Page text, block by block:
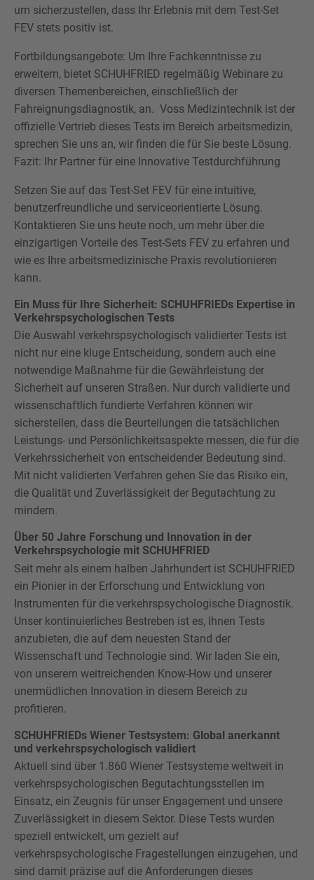
um sicherzustellen, dass Ihr Erlebnis mit dem Test-Set
FEV stets positiv ist.
Fortbildungsangebote: Um Ihre Fachkenntnisse zu
erweitern, bietet SCHUHFRIED regelmäßig Webinare zu
diversen Themenbereichen, einschließlich der
Fahreignungsdiagnostik, an. Voss Medizintechnik ist der
offizielle Vertrieb dieses Tests im Bereich arbeitsmedizin,
sprechen Sie uns an, wir finden die für Sie beste Lösung.
Fazit: Ihr Partner für eine Innovative Testdurchführung
Setzen Sie auf das Test-Set FEV für eine intuitive,
benutzerfreundliche und serviceorientierte Lösung.
Kontaktieren Sie uns heute noch, um mehr über die
einzigartigen Vorteile des Test-Sets FEV zu erfahren und
wie es Ihre arbeitsmedizinische Praxis revolutionieren
kann.
Ein Muss für Ihre Sicherheit: SCHUHFRIEDs Expertise in
Verkehrspsychologischen Tests
Die Auswahl verkehrspsychologisch validierter Tests ist
nicht nur eine kluge Entscheidung, sondern auch eine
notwendige Maßnahme für die Gewährleistung der
Sicherheit auf unseren Straßen. Nur durch validierte und
wissenschaftlich fundierte Verfahren können wir
sicherstellen, dass die Beurteilungen die tatsächlichen
Leistungs- und Persönlichkeitsaspekte messen, die für die
Verkehrssicherheit von entscheidender Bedeutung sind.
Mit nicht validierten Verfahren gehen Sie das Risiko ein,
die Qualität und Zuverlässigkeit der Begutachtung zu
mindern.
Über 50 Jahre Forschung und Innovation in der
Verkehrspsychologie mit SCHUHFRIED
Seit mehr als einem halben Jahrhundert ist SCHUHFRIED
ein Pionier in der Erforschung und Entwicklung von
Instrumenten für die verkehrspsychologische Diagnostik.
Unser kontinuierliches Bestreben ist es, Ihnen Tests
anzubieten, die auf dem neuesten Stand der
Wissenschaft und Technologie sind. Wir laden Sie ein,
von unserem weitreichenden Know-How und unserer
unermüdlichen Innovation in diesem Bereich zu
profitieren.
SCHUHFRIEDs Wiener Testsystem: Global anerkannt
und verkehrspsychologisch validiert
Aktuell sind über 1.860 Wiener Testsysteme weltweit in
verkehrspsychologischen Begutachtungsstellen im
Einsatz, ein Zeugnis für unser Engagement und unsere
Zuverlässigkeit in diesem Sektor. Diese Tests wurden
speziell entwickelt, um gezielt auf
verkehrspsychologische Fragestellungen einzugehen, und
sind damit präzise auf die Anforderungen dieses